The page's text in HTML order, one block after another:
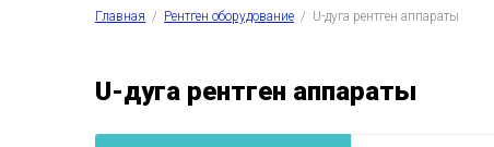
Главная
  /
Рентген оборудование
  /  U-дуга рентген аппараты
U-дуга рентген аппараты